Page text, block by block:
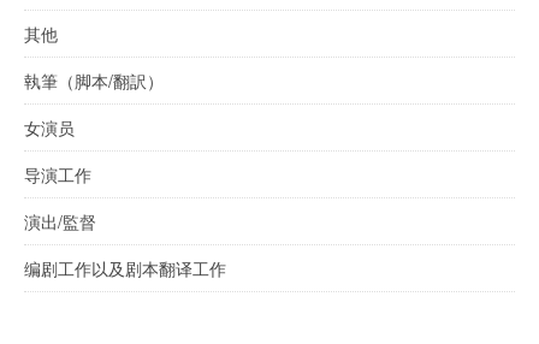
其他
執筆（脚本/翻訳）
女演员
导演工作
演出/監督
编剧工作以及剧本翻译工作